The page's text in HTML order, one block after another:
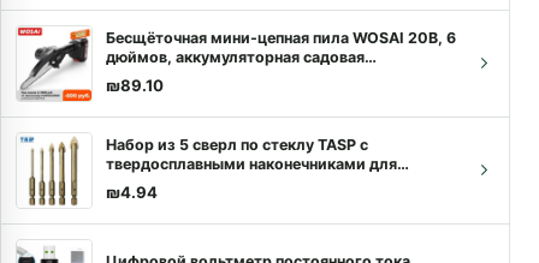
Бесщёточная мини-цепная пила WOSAI 20В, 6
дюймов, аккумуляторная садовая
электропила | Купить с доставкой
₪89.10
Набор из 5 сверл по стеклу TASP с
твердосплавными наконечниками для
керамической плитки, шестигранный
хвостовик 1/4 дюйма, аксессуары для
электроинструментов 3/4/6/8/10 мм.
₪4.94